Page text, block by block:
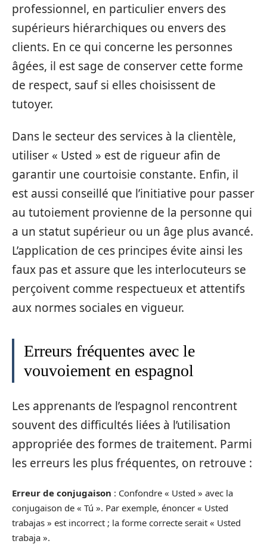
professionnel, en particulier envers des
supérieurs hiérarchiques ou envers des
clients. En ce qui concerne les personnes
âgées, il est sage de conserver cette forme
de respect, sauf si elles choisissent de
tutoyer.
Dans le secteur des services à la clientèle,
utiliser « Usted » est de rigueur afin de
garantir une courtoisie constante. Enfin, il
est aussi conseillé que l’initiative pour passer
au tutoiement provienne de la personne qui
a un statut supérieur ou un âge plus avancé.
L’application de ces principes évite ainsi les
faux pas et assure que les interlocuteurs se
perçoivent comme respectueux et attentifs
aux normes sociales en vigueur.
Erreurs fréquentes avec le
vouvoiement en espagnol
Les apprenants de l’espagnol rencontrent
souvent des difficultés liées à l’utilisation
appropriée des formes de traitement. Parmi
les erreurs les plus fréquentes, on retrouve :
Erreur de conjugaison : Confondre « Usted » avec la
conjugaison de « Tú ». Par exemple, énoncer « Usted
trabajas » est incorrect ; la forme correcte serait « Usted
trabaja ».